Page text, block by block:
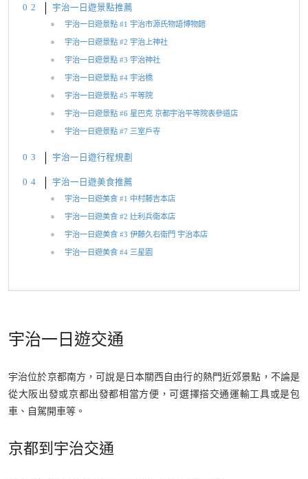
宇治一日遊景點推薦
宇治一日遊景點 #1 宇治市源氏物語博物館
宇治一日遊景點 #2 宇治上神社
宇治一日遊景點 #3 宇治神社
宇治一日遊景點 #4 宇治橋
宇治一日遊景點 #5 平等院
宇治一日遊景點 #6 星巴克 京都宇治平等院表參道店
宇治一日遊景點 #7 三室戶寺
宇治一日遊行程規劃
宇治一日遊美食推薦
宇治一日遊美食 #1 中村藤吉本店
宇治一日遊美食 #2 辻利兵衛本店
宇治一日遊美食 #3 伊藤久右衛門 宇治本店
宇治一日遊美食 #4 三星園
宇治一日遊交通
宇治位於京都南方，可說是日本關西自由行的熱門近郊景點，不論是
從大阪出發或京都出發都相當方便，可選擇搭交通運輸工具或是包
車、自駕開車等。
京都到宇治交通